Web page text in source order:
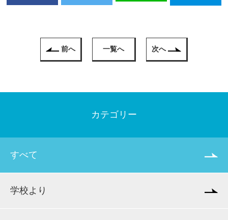
前へ 一覧へ 次へ
カテゴリー
すべて
学校より